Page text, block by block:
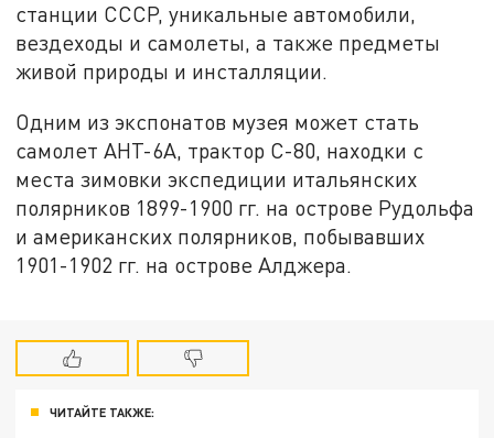
станции СССР, уникальные автомобили,
вездеходы и самолеты, а также предметы
живой природы и инсталляции.
Одним из экспонатов музея может стать
самолет АНТ-6А, трактор С-80, находки с
места зимовки экспедиции итальянских
полярников 1899-1900 гг. на острове Рудольфа
и американских полярников, побывавших
1901-1902 гг. на острове Алджера.
ЧИТАЙТЕ ТАКЖЕ: